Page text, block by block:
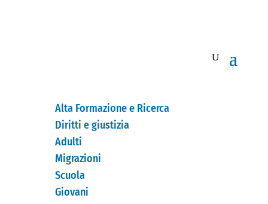
Alta Formazione e Ricerca
Diritti e giustizia
Adulti
Migrazioni
Scuola
Giovani